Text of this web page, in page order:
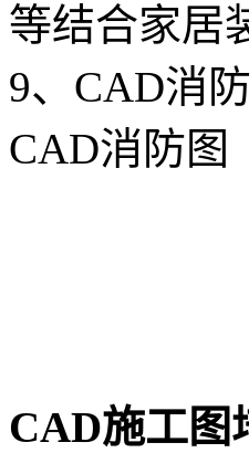
等结合家居
9、CAD消
CAD消防图
CAD施工图